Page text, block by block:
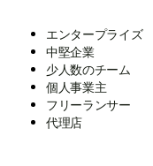
エンタープライズ
中堅企業
少人数のチーム
個人事業主
フリーランサー
代理店